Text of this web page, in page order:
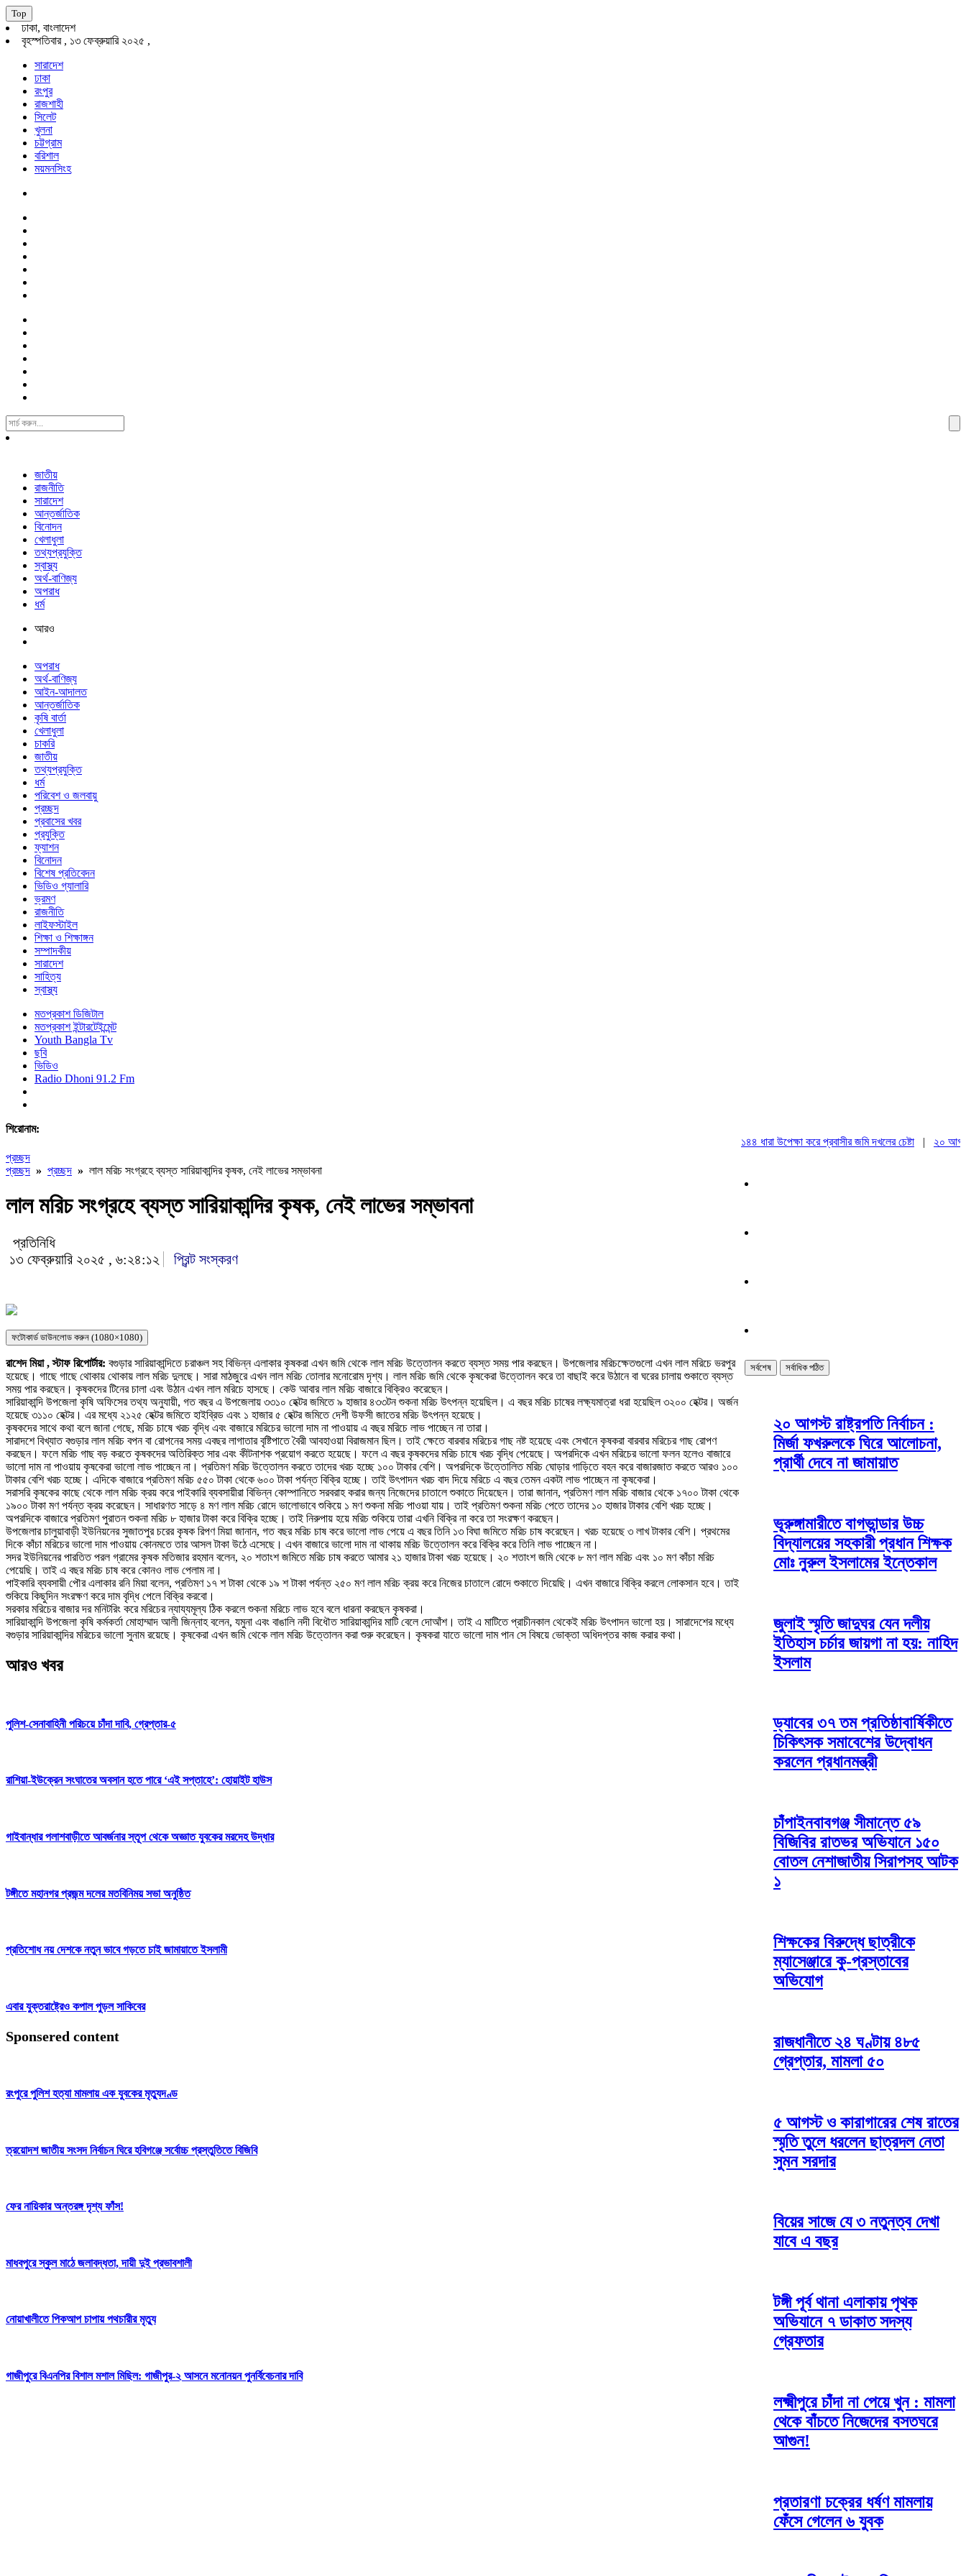
Top
ঢাকা, বাংলাদেশ
বৃহস্পতিবার , ১৩ ফেব্রুয়ারি ২০২৫ ,
সারাদেশ
ঢাকা
রংপুর
রাজশাহী
সিলেট
খুলনা
চট্টগ্রাম
বরিশাল
ময়মনসিংহ
Search
For:
জাতীয়
রাজনীতি
সারাদেশ
আন্তর্জাতিক
বিনোদন
খেলাধুলা
তথ্যপ্রযুক্তি
স্বাস্থ্য
অর্থ-বাণিজ্য
অপরাধ
ধর্ম
আরও
অপরাধ
অর্থ-বাণিজ্য
আইন-আদালত
আন্তর্জাতিক
কৃষি বার্তা
খেলাধুলা
চাকরি
জাতীয়
তথ্যপ্রযুক্তি
ধর্ম
পরিবেশ ও জলবায়ু
প্রচ্ছদ
প্রবাসের খবর
প্রযুক্তি
ফ্যাশন
বিনোদন
বিশেষ প্রতিবেদন
ভিডিও গ্যালারি
ভ্রমণ
রাজনীতি
লাইফস্টাইল
শিক্ষা ও শিক্ষাঙ্গন
সম্পাদকীয়
সারাদেশ
সাহিত্য
স্বাস্থ্য
মতপ্রকাশ ডিজিটাল
মতপ্রকাশ ইন্টারটেইন্মেন্ট
Youth Bangla Tv
ছবি
ভিডিও
Radio Dhoni 91.2 Fm
শিরোনাম:
১৪৪ ধারা উপেক্ষা করে প্রবাসীর জমি দখলের চেষ্টা|২০ আগস্ট
প্রচ্ছদ
প্রচ্ছদ » প্রচ্ছদ » লাল মরিচ সংগ্রহে ব্যস্ত সারিয়াকান্দির কৃষক, নেই লাভের সম্ভাবনা
লাল মরিচ সংগ্রহে ব্যস্ত সারিয়াকান্দির কৃষক, নেই লাভের সম্ভাবনা
প্রতিনিধি
১৩ ফেব্রুয়ারি ২০২৫ , ৬:২৪:১২
প্রিন্ট সংস্করণ
ফটোকার্ড ডাউনলোড করুন (1080×1080)
রাশেদ মিয়া , স্টাফ রিপোর্টার: বগুড়ার সারিয়াকান্দিতে চরাঞ্চল সহ বিভিন্ন এলাকার কৃষকরা এখন জমি থেকে লাল মরিচ উত্তোলন করতে ব্যস্ত সময় পার করছেন। উপজেলার মরিচক্ষেতগুলো এখন লাল মরিচে ভরপুর
হয়েছে। গাছে গাছে থোকায় থোকায় লাল মরিচ দুলছে। সারা মাঠজুরে এখন লাল মরিচ তোলার মনোরোম দৃশ্য। লাল মরিচ জমি থেকে কৃষকেরা উত্তোলন করে তা বাছাই করে উঠানে বা ঘরের চালায় শুকাতে ব্যস্ত
সময় পার করছেন। কৃষকদের টিনের চালা এবং উঠান এখন লাল মরিচে হাসছে। কেউ আবার লাল মরিচ বাজারে বিক্রিও করেছেন।
সারিয়াকান্দি উপজেলা কৃষি অফিসের তথ্য অনুযায়ী, গত বছর এ উপজেলায় ৩৩১০ হেক্টর জমিতে ৯ হাজার ৪৩৩টন শুকনা মরিচ উৎপন্ন হয়েছিল। এ বছর মরিচ চাষের লক্ষ্যমাত্রা ধরা হয়েছিল ৩২০০ হেক্টর। অর্জন
হয়েছে ৩১১০ হেক্টর। এর মধ্যে ২১২৫ হেক্টর জমিতে হাইব্রিড এবং ১ হাজার ৫ হেক্টর জমিতে দেশী উফসী জাতের মরিচ উৎপন্ন হয়েছে।
কৃষকদের সাথে কথা বলে জানা গেছে, মরিচ চাষে খরচ বৃদ্ধি এবং বাজারে মরিচের ভালো দাম না পাওয়ায় এ বছর মরিচে লাভ পাচ্ছেন না তারা।
সারাদশে বিখ্যাত বগুড়ার লাল মরিচ বপন বা রোপনের সময় এবছর লাগাতার বৃষ্টিপাতে বৈরী আবহাওয়া বিরাজমান ছিল। তাই ক্ষেতে বারবার মরিচের গাছ নষ্ট হয়েছে এবং সেখানে কৃষকরা বারবার মরিচের গাছ রোপণ
করছেন। ফলে মরিচ গাছ বড় করতে কৃষকদের অতিরিক্ত সার এবং কীটনাশক প্রয়োগ করতে হয়েছে। ফলে এ বছর কৃষকদের মরিচ চাষে খরচ বৃদ্ধি পেয়েছে। অপরদিকে এখন মরিচের ভালো ফলন হলেও বাজারে
ভালো দাম না পাওয়ায় কৃষকেরা ভালো লাভ পাচ্ছেন না। প্রতিমণ মরিচ উত্তোলন করতে তাদের খরচ হচ্ছে ১০০ টাকার বেশি। অপরদিকে উত্তোলিত মরিচ ঘোড়ার গাড়িতে বহন করে বাজারজাত করতে আরও ১০০
টাকার বেশি খরচ হচ্ছে। এদিকে বাজারে প্রতিমণ মরিচ ৫৫০ টাকা থেকে ৬০০ টাকা পর্যন্ত বিক্রি হচ্ছে। তাই উৎপাদন খরচ বাদ দিয়ে মরিচে এ বছর তেমন একটা লাভ পাচ্ছেন না কৃষকেরা।
সরাসরি কৃষকের কাছে থেকে লাল মরিচ ক্রয় করে পাইকারি ব্যবসায়ীরা বিভিন্ন কোম্পানিতে সরবরাহ করার জন্য নিজেদের চাতালে শুকাতে দিয়েছেন। তারা জানান, প্রতিমণ লাল মরিচ বাজার থেকে ১৭০০ টাকা থেকে
১৯০০ টাকা মণ পর্যন্ত ক্রয় করেছেন। সাধারণত সাড়ে ৪ মণ লাল মরিচ রোদে ভালোভাবে শুকিয়ে ১ মণ শুকনা মরিচ পাওয়া যায়। তাই প্রতিমণ শুকনা মরিচ পেতে তাদের ১০ হাজার টাকার বেশি খরচ হচ্ছে।
অপরদিকে বাজারে প্রতিমণ পুরাতন শুকনা মরিচ ৮ হাজার টাকা করে বিক্রি হচ্ছে। তাই নিরুপায় হয়ে মরিচ শুকিয়ে তারা এখনি বিক্রি না করে তা সংরক্ষণ করছেন।
উপজেলার চালুয়াবাড়ী ইউনিয়নের সুজাতপুর চরের কৃষক রিপণ মিয়া জানান, গত বছর মরিচ চাষ করে ভালো লাভ পেয়ে এ বছর তিনি ১৩ বিঘা জমিতে মরিচ চাষ করেছেন। খরচ হয়েছে ৩ লাখ টাকার বেশি। প্রথমের
দিকে কাঁচা মরিচের ভালো দাম পাওয়ায় কোনমতে তার আসল টাকা উঠে এসেছে। এখন বাজারে ভালো দাম না থাকায় মরিচ উত্তোলন করে বিক্রি করে তিনি লাভ পাচ্ছেন না।
সদর ইউনিয়নের পারতিত পরল গ্রামের কৃষক মতিজার রহমান বলেন, ২০ শতাংশ জমিতে মরিচ চাষ করতে আমার ২১ হাজার টাকা খরচ হয়েছে। ২০ শতাংশ জমি থেকে ৮ মণ লাল মরিচ এবং ১০ মণ কাঁচা মরিচ
পেয়েছি। তাই এ বছর মরিচ চাষ করে কোনও লাভ পেলাম না।
পাইকারি ব্যবসায়ী পৌর এলাকার রনি মিয়া বলেন, প্রতিমণ ১৭ শ টাকা থেকে ১৯ শ টাকা পর্যন্ত ২৫০ মণ লাল মরিচ ক্রয় করে নিজের চাতালে রোদে শুকাতে দিয়েছি। এখন বাজারে বিক্রি করলে লোকসান হবে। তাই
শুকিয়ে কিছুদিন সংরক্ষণ করে দাম বৃদ্ধি পেলে বিক্রি করবো।
সরকার মরিচের বাজার দর মনিটরিং করে মরিচের ন্যায্যমূল্য ঠিক করলে শুকনা মরিচে লাভ হবে বলে ধারনা করছেন কৃষকরা।
সারিয়াকান্দি উপজেলা কৃষি কর্মকর্তা মোহাম্মাদ আলী জিন্নাহ বলেন, যমুনা এবং বাঙালি নদী বিধৌত সারিয়াকান্দির মাটি বেলে দোআঁশ। তাই এ মাটিতে প্রাচীনকাল থেকেই মরিচ উৎপাদন ভালো হয়। সারাদেশের মধ্যে
বগুড়ার সারিয়াকান্দির মরিচের ভালো সুনাম রয়েছে। কৃষকেরা এখন জমি থেকে লাল মরিচ উত্তোলন করা শুরু করেছেন। কৃষকরা যাতে ভালো দাম পান সে বিষয়ে ভোক্তা অধিদপ্তর কাজ করার কথা।
আরও খবর
পুলিশ-সেনাবাহিনী পরিচয়ে চাঁদা দাবি, গ্রেপ্তার-৫
রাশিয়া-ইউক্রেন সংঘাতের অবসান হতে পারে ‘এই সপ্তাহে’: হোয়াইট হাউস
গাইবান্ধার পলাশবাড়ীতে আবর্জনার স্তূপ থেকে অজ্ঞাত যুবকের মরদেহ উদ্ধার
টঙ্গীতে মহানগর প্রজন্ম দলের মতবিনিময় সভা অনুষ্ঠিত
প্রতিশোধ নয় দেশকে নতুন ভাবে গড়তে চাই জামায়াতে ইসলামী
এবার যুক্তরাষ্ট্রেও কপাল পুড়ল সাকিবের
Sponsered content
রংপুরে পুলিশ হত্যা মামলায় এক যুবকের মৃত্যুদণ্ড
ত্রয়োদশ জাতীয় সংসদ নির্বাচন ঘিরে হবিগঞ্জে সর্বোচ্চ প্রস্তুতিতে বিজিবি
ফের নায়িকার অন্তরঙ্গ দৃশ্য ফাঁস!
মাধবপুরে স্কুল মাঠে জলাবদ্ধতা, দায়ী দুই প্রভাবশালী
নোয়াখালীতে পিকআপ চাপায় পথচারীর মৃত্যু
গাজীপুরে বিএনপির বিশাল মশাল মিছিল: গাজীপুর-২ আসনে মনোনয়ন পুনর্বিবেচনার দাবি
সর্বশেষ সর্বাধিক পঠিত
২০ আগস্ট রাষ্ট্রপতি নির্বাচন :
মির্জা ফখরুলকে ঘিরে আলোচনা,
প্রার্থী দেবে না জামায়াত
ভূরুঙ্গামারীতে বাগভান্ডার উচ্চ
বিদ্যালয়ের সহকারী প্রধান শিক্ষক
মোঃ নুরুল ইসলামের ইন্তেকাল
জুলাই স্মৃতি জাদুঘর যেন দলীয়
ইতিহাস চর্চার জায়গা না হয়: নাহিদ
ইসলাম
ড্যাবের ৩৭ তম প্রতিষ্ঠাবার্ষিকীতে
চিকিৎসক সমাবেশের উদ্বোধন
করলেন প্রধানমন্ত্রী
চাঁপাইনবাবগঞ্জ সীমান্তে ৫৯
বিজিবির রাতভর অভিযানে ১৫০
বোতল নেশাজাতীয় সিরাপসহ আটক
১
শিক্ষকের বিরুদ্ধে ছাত্রীকে
ম্যাসেঞ্জারে কু-প্রস্তাবের
অভিযোগ
রাজধানীতে ২৪ ঘণ্টায় ৪৮৫
গ্রেপ্তার, মামলা ৫০
৫ আগস্ট ও কারাগারের শেষ রাতের
স্মৃতি তুলে ধরলেন ছাত্রদল নেতা
সুমন সরদার
বিয়ের সাজে যে ৩ নতুনত্ব দেখা
যাবে এ বছর
টঙ্গী পূর্ব থানা এলাকায় পৃথক
অভিযানে ৭ ডাকাত সদস্য
গ্রেফতার
লক্ষ্মীপুরে চাঁদা না পেয়ে খুন : মামলা
থেকে বাঁচতে নিজেদের বসতঘরে
আগুন!
প্রতারণা চক্রের ধর্ষণ মামলায়
ফেঁসে গেলেন ৬ যুবক